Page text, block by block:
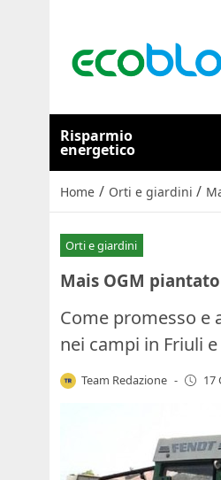
Risparmio
energetico
Home / Orti e giardini /
Orti e giardini
Mais OGM
Come promesso e
nei campi in Friuli
Team Redazione - 17